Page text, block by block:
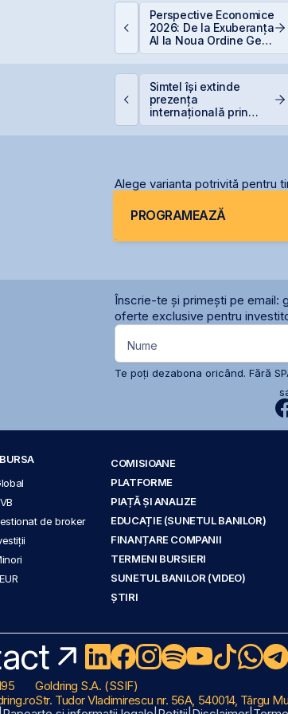
Perspective Economice
2026: De la Exuberanța
AI la Noua Ordine Geo-
Economică
Simtel își extinde
prezența
internațională prin
Alege varianta potrivită pentru
PROGRAMEAZĂ
Înscrie-te și primești pe email:
oferte exclusive pentru
Nume
Te poți dezabona oricând. Fără
de broker
COMISIOANE
PLATFORME
PIAȚĂ ȘI ANALIZE
EDUCAȚIE (SUNETUL BANILOR)
FINANȚARE COMPANII
TERMENI BURSIERI
SUNETUL BANILOR (VIDEO)
ȘTIRI
Goldring S.A. (SSIF)
Str. Tudor Vladimirescu nr. 56A, 540014, Târgu